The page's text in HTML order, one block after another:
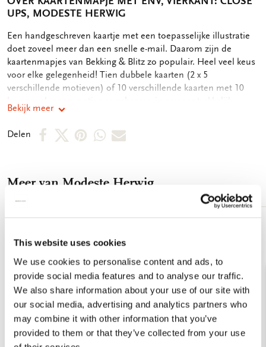
This website uses cookies
We use cookies to personalise content and ads, to
provide social media features and to analyse our traffic.
We also share information about your use of our site with
our social media, advertising and analytics partners who
may combine it with other information that you’ve
provided to them or that they’ve collected from your use
UPS, MODESTE HERWIG
OMSCHRIJVING
Een handgeschreven kaartje met een toepasselijke illustratie
doet zoveel meer dan een snelle e-mail. Daarom zijn de
kaartenmapjes van Bekking & Blitz zo populair. Heel veel keus
voor elke gelegenheid! Tien dubbele kaarten (2 x 5
verschillende motieven) of 10 verschillende kaarten met 10
kaartenmapje. Op de achterkant van het mapje staan de
verschillende motieven afgebeeld. Zo vindt u snel de kaart die
u nodig heeft. De binnenkant van de dubbele kaarten zijn
enveloppen - 2 x 5 motieven - 240 grms off white papier -
Bekijk meer
Delen
DeelDeelDeelDeelDeel
Meer van Modeste Herwig